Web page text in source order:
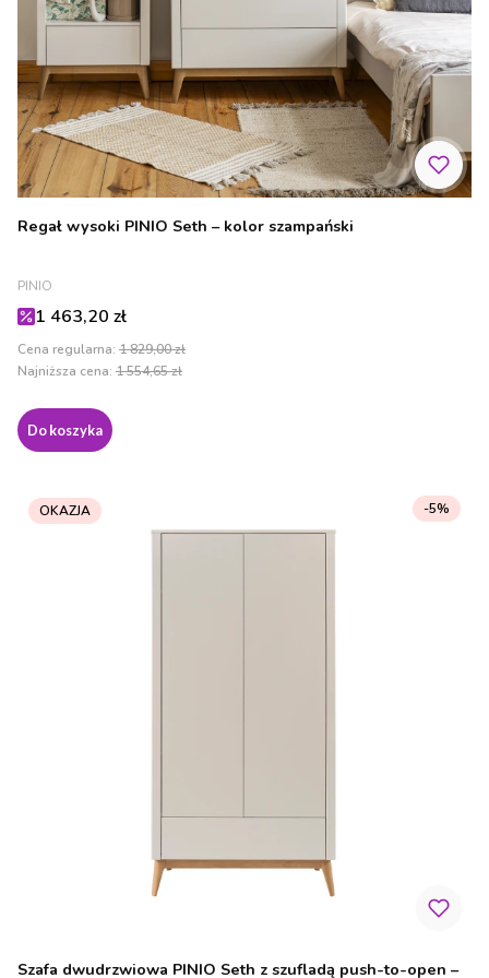
Regał wysoki PINIO Seth – kolor szampański
PRODUCENT
PINIO
Cena promocyjna
1 463,20 zł
Cena regularna: 1 829,00 zł
Najniższa cena: 1 554,65 zł
Do koszyka
OKAZJA
Szafa dwudrzwiowa PINIO Seth z szufladą push-to-open –
-5%